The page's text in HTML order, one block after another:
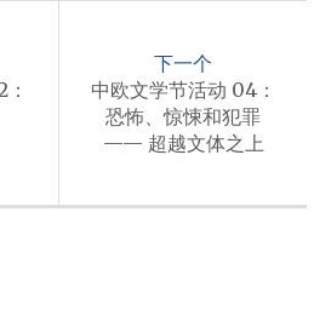
下一个
中欧文学节活动 04：
恐怖、惊悚和犯罪
—— 超越文体之上